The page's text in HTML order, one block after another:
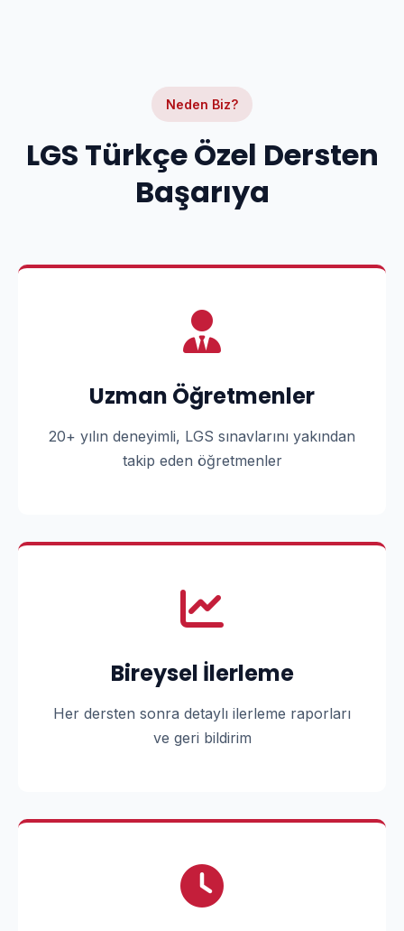
Neden Biz?
LGS Türkçe Özel Dersten
Başarıya
Uzman Öğretmenler
20+ yılın deneyimli, LGS sınavlarını yakından
takip eden öğretmenler
Bireysel İlerleme
Her dersten sonra detaylı ilerleme raporları
ve geri bildirim